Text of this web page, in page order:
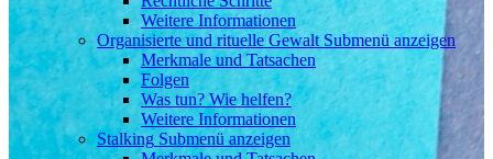
Weitere Informationen
Organisierte und rituelle Gewalt Submenü anzeigen
Merkmale und Tatsachen
Folgen
Was tun? Wie helfen?
Weitere Informationen
Stalking Submenü anzeigen